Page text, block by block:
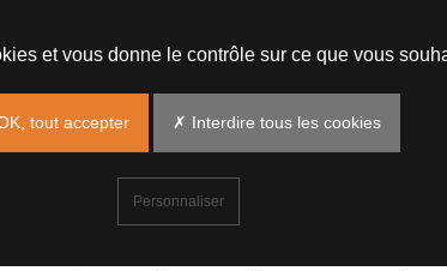
et vous donne le contrôle sur ce que vous
tout accepter ✗ Interdire tous les cookies
Personnaliser